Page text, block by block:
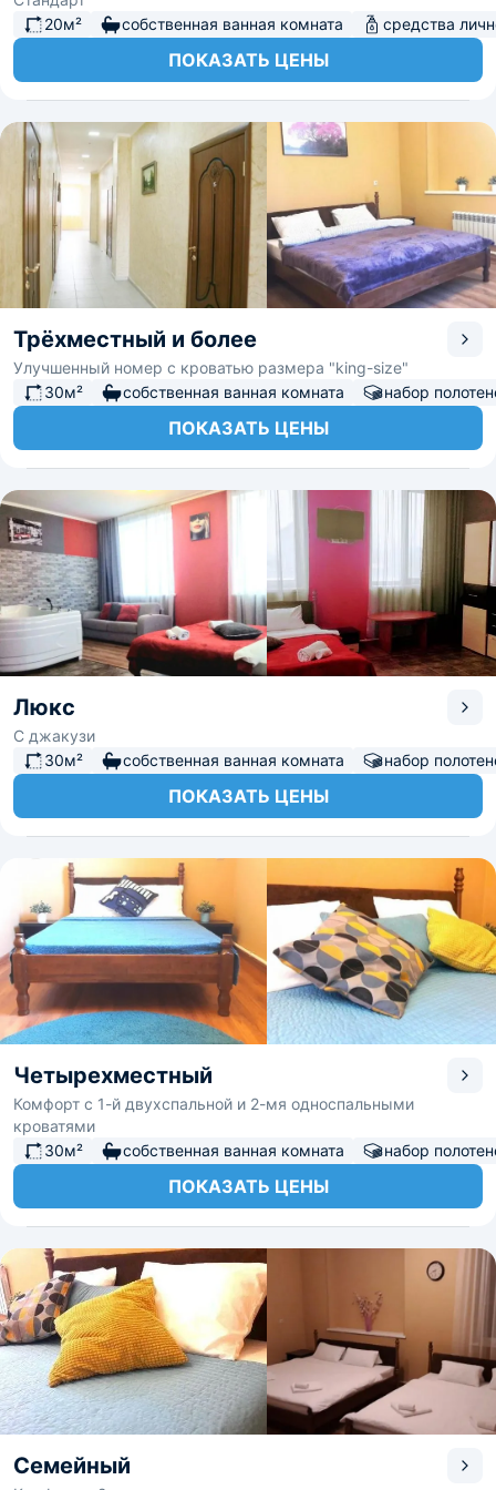
20м²
собственная ванная комната средства
ПОКАЗАТЬ ЦЕНЫ
Трёхместный и более
Улучшенный номер с кроватью размера "king-size"
30м²
собственная ванная комната набор
ПОКАЗАТЬ ЦЕНЫ
Люкс
С джакузи
30м²
собственная ванная комната набор
ПОКАЗАТЬ ЦЕНЫ
Четырехместный
Комфорт с 1-й двухспальной и 2-мя односпальными
кроватями
30м²
собственная ванная комната набор
ПОКАЗАТЬ ЦЕНЫ
Семейный